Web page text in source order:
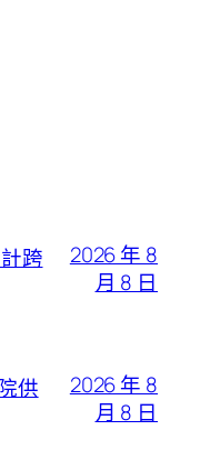
跨
2026 年 8
月 8 日
供
2026 年 8
月 8 日